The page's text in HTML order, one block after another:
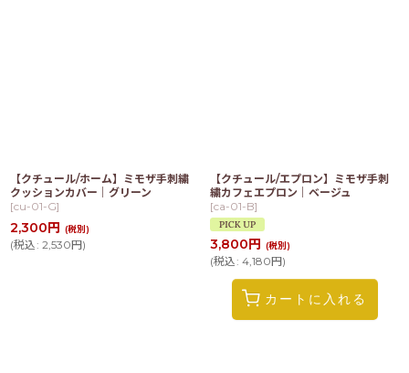
【クチュール/ホーム】ミモザ手刺繍
クッションカバー｜グリーン
[cu-01-G]
2,300円 (税別)
(税込: 2,530円)
【クチュール/エプロン】ミモザ手刺
繍カフェエプロン｜ベージュ
[ca-01-B]
3,800円 (税別)
(税込: 4,180円)
カートに入れる